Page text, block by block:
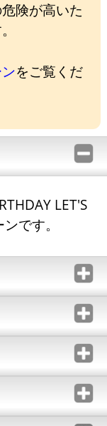
険が高いた
をご覧くだ
LET'S
です。